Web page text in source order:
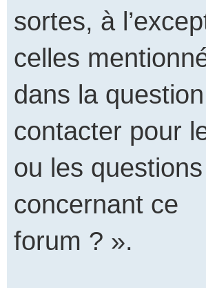
sortes, à
celles
dans la
contacter pour
ou les
concernant ce
forum ? ».